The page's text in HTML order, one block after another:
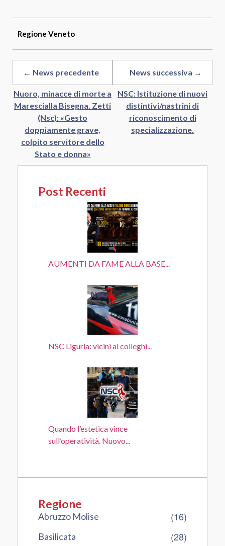
Regione Veneto
← News precedente
Nuoro, minacce di morte a
Marescialla Bisegna. Zetti
(Nsc): «Gesto
doppiamente grave,
colpito servitore dello
Stato e donna»
News successiva →
NSC: Istituzione di nuovi
distintivi/nastrini di
riconoscimento di
specializzazione.
Post Recenti
AUMENTI DA FAME ALLA BASE...
NSC Liguria: vicini ai colleghi...
Quando l’estetica vince
sull’operatività. Nuovo...
Regione
Abruzzo Molise (16)
Basilicata (28)